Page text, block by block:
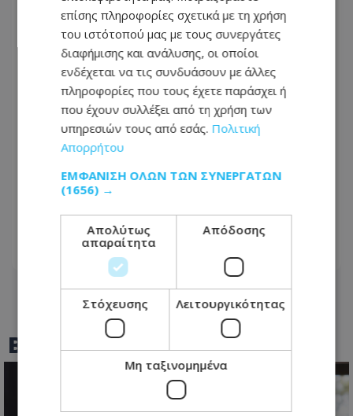
Σοκ στις Κεντρικές Φυλακές -
κάσιες πατατών»
BEST OFTOTHEMAONLINE
επίσης πληροφορίες σχετικά με τη χρήση
του ιστότοπού μας με τους συνεργάτες
διαφήμισης και ανάλυσης, οι οποίοι
ενδέχεται να τις συνδυάσουν με άλλες
πληροφορίες που τους έχετε παράσχει ή
που έχουν συλλέξει από τη χρήση των
υπηρεσιών τους από εσάς. Πολιτική
Απορρήτου
ΕΜΦΆΝΙΣΗ ΌΛΩΝ ΤΩΝ ΣΥΝΕΡΓΑΤΏΝ
(1656) →
Απολύτως
απαραίτητα
Απόδοσης
Στόχευσης Λειτουργικότητας
Μη ταξινομημένα